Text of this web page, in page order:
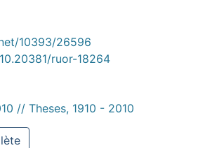
10393/26596
ruor-18264
// Theses, 1910 - 2010